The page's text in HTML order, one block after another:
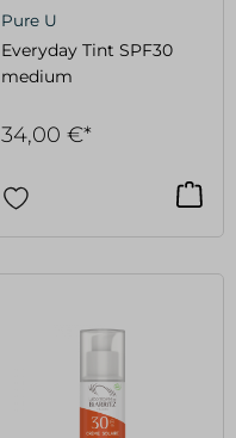
Pure U
Everyday Tint SPF30
medium
34,00 €*